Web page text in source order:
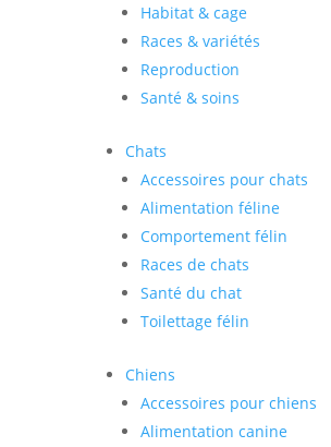
Habitat & cage
Races & variétés
Reproduction
Santé & soins
Chats
Accessoires pour chats
Alimentation féline
Comportement félin
Races de chats
Santé du chat
Toilettage félin
Chiens
Accessoires pour chiens
Alimentation canine